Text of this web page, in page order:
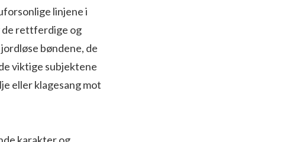
linjene i
de rettferdige og
bøndene, de
viktige subjektene
eller klagesang mot
karakter og